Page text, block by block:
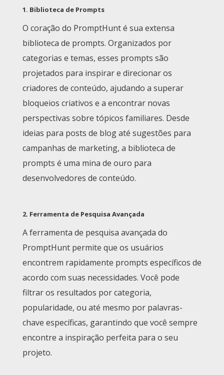
1. Biblioteca de Prompts
O coração do PromptHunt é sua extensa
biblioteca de prompts. Organizados por
categorias e temas, esses prompts são
projetados para inspirar e direcionar os
criadores de conteúdo, ajudando a superar
bloqueios criativos e a encontrar novas
perspectivas sobre tópicos familiares. Desde
ideias para posts de blog até sugestões para
campanhas de marketing, a biblioteca de
prompts é uma mina de ouro para
desenvolvedores de conteúdo.
2. Ferramenta de Pesquisa Avançada
A ferramenta de pesquisa avançada do
PromptHunt permite que os usuários
encontrem rapidamente prompts específicos de
acordo com suas necessidades. Você pode
filtrar os resultados por categoria,
popularidade, ou até mesmo por palavras-
chave específicas, garantindo que você sempre
encontre a inspiração perfeita para o seu
projeto.